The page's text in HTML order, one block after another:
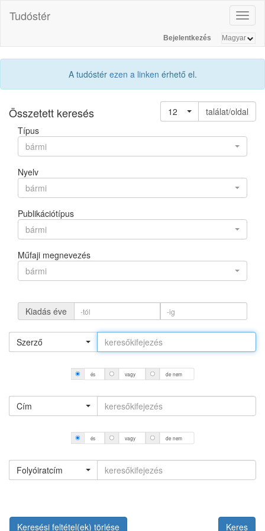
Tudóstér
Bejelentkezés
A tudóstér ezen a linken érhető el.
Összetett keresés 12
találat/oldal
Típus
bármi
Nyelv
bármi
Publikációtípus
bármi
Műfaji megnevezés
bármi
Kiadás éve
Szerző
és vagy de nem
Cím
és vagy de nem
Folyóiratcím
Keresési feltétel(ek) törlése